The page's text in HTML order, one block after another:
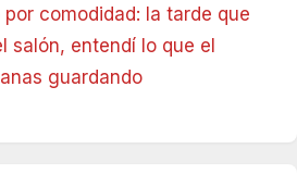
comodidad: la tarde que
salón, entendí lo que el
guardando